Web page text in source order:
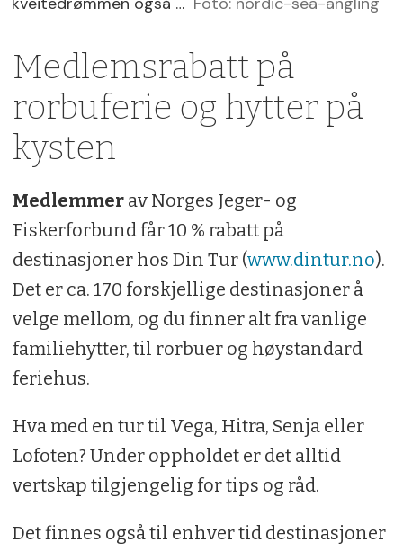
Medlemsrabatt på
rorbuferie og hytter på
kysten
Medlemmer av Norges Jeger- og
Fiskerforbund får 10 % rabatt på
destinasjoner hos Din Tur (www.dintur.no).
Det er ca. 170 forskjellige destinasjoner å
velge mellom, og du finner alt fra vanlige
familiehytter, til rorbuer og høystandard
feriehus.
Hva med en tur til Vega, Hitra, Senja eller
Lofoten? Under oppholdet er det alltid
vertskap tilgjengelig for tips og råd.
Det finnes også til enhver tid destinasjoner